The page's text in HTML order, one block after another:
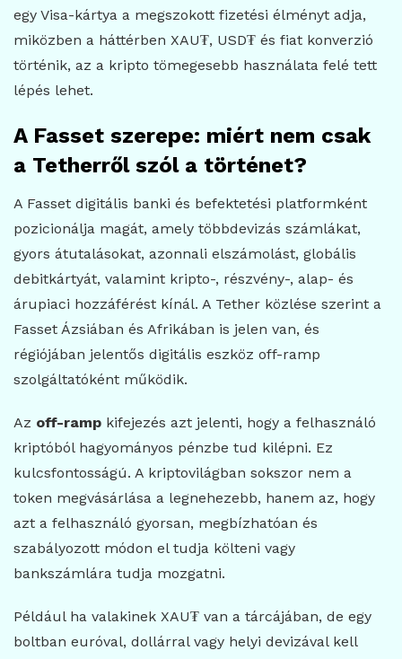
egy Visa-kártya a megszokott fizetési élményt adja,
miközben a háttérben XAU₮, USD₮ és fiat konverzió
történik, az a kripto tömegesebb használata felé tett
lépés lehet.
A Fasset szerepe: miért nem csak
a Tetherről szól a történet?
A Fasset digitális banki és befektetési platformként
pozicionálja magát, amely többdevizás számlákat,
gyors átutalásokat, azonnali elszámolást, globális
debitkártyát, valamint kripto-, részvény-, alap- és
árupiaci hozzáférést kínál. A Tether közlése szerint a
Fasset Ázsiában és Afrikában is jelen van, és
régiójában jelentős digitális eszköz off-ramp
szolgáltatóként működik.
Az off-ramp kifejezés azt jelenti, hogy a felhasználó
kriptóból hagyományos pénzbe tud kilépni. Ez
kulcsfontosságú. A kriptovilágban sokszor nem a
token megvásárlása a legnehezebb, hanem az, hogy
azt a felhasználó gyorsan, megbízhatóan és
szabályozott módon el tudja költeni vagy
bankszámlára tudja mozgatni.
Például ha valakinek XAU₮ van a tárcájában, de egy
boltban euróval, dollárral vagy helyi devizával kell